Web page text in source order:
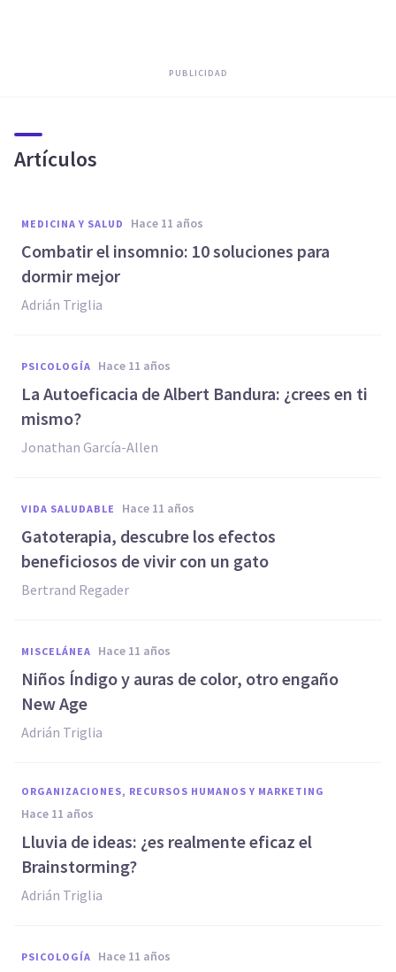
PUBLICIDAD
Artículos
MEDICINA Y SALUD hace 11 años
Combatir el insomnio: 10 soluciones para
dormir mejor
Adrián Triglia
PSICOLOGÍA hace 11 años
La Autoeficacia de Albert Bandura: ¿crees en ti
mismo?
Jonathan García-Allen
VIDA SALUDABLE hace 11 años
Gatoterapia, descubre los efectos
beneficiosos de vivir con un gato
Bertrand Regader
MISCELÁNEA hace 11 años
Niños Índigo y auras de color, otro engaño
New Age
Adrián Triglia
ORGANIZACIONES, RECURSOS HUMANOS Y MARKETING
hace 11 años
Lluvia de ideas: ¿es realmente eficaz el
Brainstorming?
Adrián Triglia
PSICOLOGÍA hace 11 años